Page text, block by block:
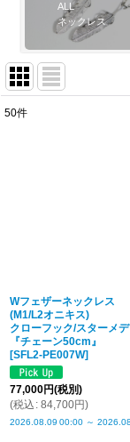
ALL
ネックレス
50件
Wフェザーネックレス
(M1/L2オニキス)
クローフック/スターメ
『チェーン50cm』
[SFL2-PE007W]
77,000円(税別)
(税込 : 84,700円)
2026.08.09 00:00 ～